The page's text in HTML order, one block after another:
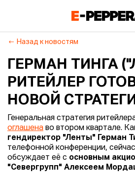
Назад к новостям
ГЕРМАН ТИНГА
РИТЕЙЛЕР
НОВОЙ
Генеральная стратегия
оглашена во втором квартале.
гендиректор "Ленты" Герман
телефонной конференции,
обсуждает её с основным
"Севергрупп" Алексеем